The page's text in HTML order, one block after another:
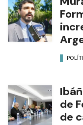
de
de